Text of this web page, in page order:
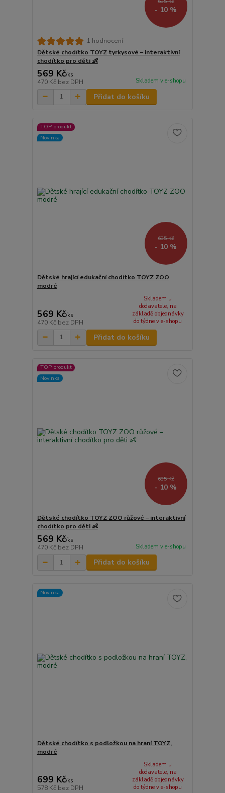
- 10 %
1 hodnocení
Dětské chodítko TOYZ tyrkysové – interaktivní
chodítko pro děti 👶
569 Kč/ks
470 Kč bez DPH Skladem v e-shopu
Přidat do košíku
TOP produkt
Novinka
635 Kč
- 10 %
Dětské hrající edukační chodítko TOYZ ZOO
modré
569 Kč/ks
470 Kč bez DPH
Skladem u
dodavatele, na
základě objednávky
do týdne v e-shopu
Přidat do košíku
TOP produkt
Novinka
635 Kč
- 10 %
Dětské chodítko TOYZ ZOO růžové – interaktivní
chodítko pro děti 👶
569 Kč/ks
470 Kč bez DPH Skladem v e-shopu
Přidat do košíku
Novinka
Dětské chodítko s podložkou na hraní TOYZ,
modré
699 Kč/ks
578 Kč bez DPH
Skladem u
dodavatele, na
základě objednávky
do týdne v e-shopu